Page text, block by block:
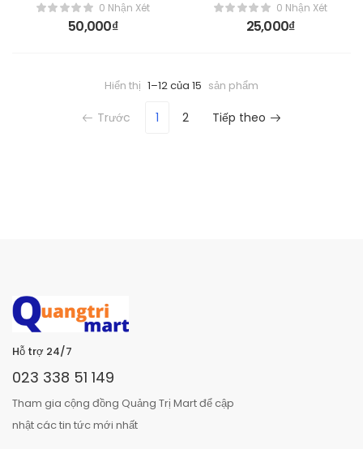
0 Nhận Xét
50,000₫
0 Nhận Xét
25,000₫
Hiển thị 1–12 của 15 sản phẩm
Trước 1 2 Tiếp theo
Hỗ trợ 24/7
023 338 51 149
Tham gia cộng đồng Quảng Trị Mart để cập
nhật các tin tức mới nhất